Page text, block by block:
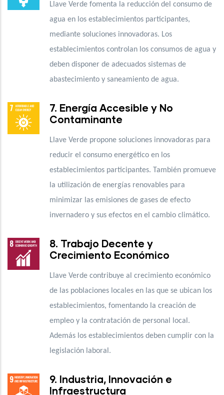
Llave Verde fomenta la reducción del consumo de
agua en los establecimientos participantes,
mediante soluciones innovadoras. Los
establecimientos controlan los consumos de agua y
deben disponer de adecuados sistemas de
abastecimiento y saneamiento de agua.
7. Energía Accesible y No
Contaminante
Llave Verde propone soluciones innovadoras para
reducir el consumo energético en los
establecimientos participantes. También promueve
la utilización de energías renovables para
minimizar las emisiones de gases de efecto
invernadero y sus efectos en el cambio climático.
8. Trabajo Decente y
Crecimiento Económico
Llave Verde contribuye al crecimiento económico
de las poblaciones locales en las que se ubican los
establecimientos, fomentando la creación de
empleo y la contratación de personal local.
Además los establecimientos deben cumplir con la
legislación laboral.
9. Industria, Innovación e
Infraestructura